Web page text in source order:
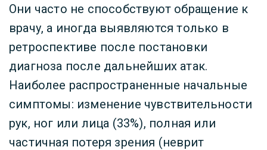
Они часто не способствуют обращение к
врачу, а иногда выявляются только в
ретроспективе после постановки
диагноза после дальнейших атак.
Наиболее распространенные начальные
симптомы: изменение чувствительности
рук, ног или лица (33%), полная или
частичная потеря зрения (неврит